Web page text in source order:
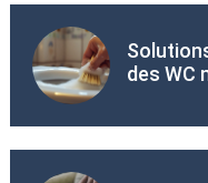
des WC